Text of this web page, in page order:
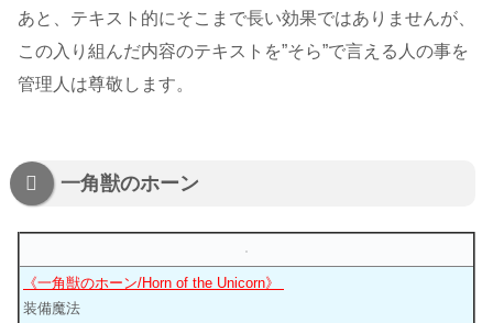
あと、テキスト的にそこまで長い効果ではありませんが、
この入り組んだ内容のテキストを”そら”で言える人の事を
管理人は尊敬します。
一角獣のホーン
《一角獣のホーン/Horn of the Unicorn》
装備魔法